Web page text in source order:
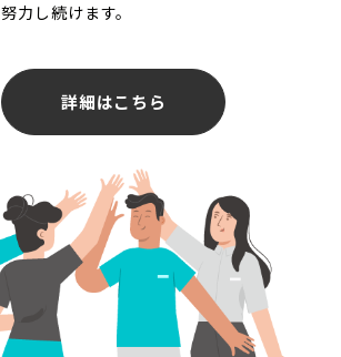
努力し続けます。
詳細はこちら